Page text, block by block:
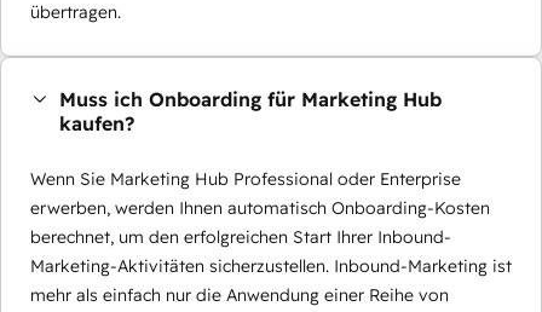
übertragen.
Muss ich Onboarding für Marketing Hub
kaufen?
Wenn Sie Marketing Hub Professional oder Enterprise
erwerben, werden Ihnen automatisch Onboarding-Kosten
berechnet, um den erfolgreichen Start Ihrer Inbound-
Marketing-Aktivitäten sicherzustellen. Inbound-Marketing ist
mehr als einfach nur die Anwendung einer Reihe von